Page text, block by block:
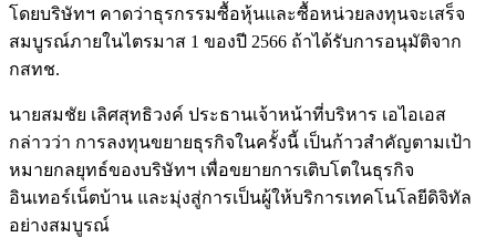
โดยบริษัทฯ คาดว่าธุรกรรมซื้อหุ้นและซื้อหน่วยลงทุนจะเสร็จ
สมบูรณ์ภายในไตรมาส 1 ของปี 2566 ถ้าได้รับการอนุมัติจาก
กสทช.
นายสมชัย เลิศสุทธิวงค์ ประธานเจ้าหน้าที่บริหาร เอไอเอส
กล่าวว่า การลงทุนขยายธุรกิจในครั้งนี้ เป็นก้าวสำคัญตามเป้า
หมายกลยุทธ์ของบริษัทฯ เพื่อขยายการเติบโตในธุรกิจ
อินเทอร์เน็ตบ้าน และมุ่งสู่การเป็นผู้ให้บริการเทคโนโลยีดิจิทัล
อย่างสมบูรณ์